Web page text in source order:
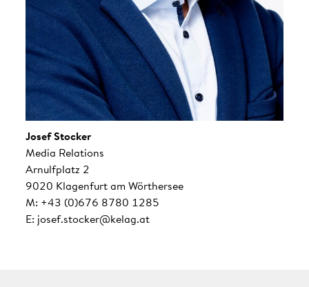
Josef Stocker
Media Relations
Arnulfplatz 2
9020 Klagenfurt am Wörthersee
M: +43 (0)676 8780 1285
E: josef.stocker@kelag.at